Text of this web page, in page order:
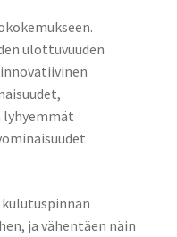
ulottuvuuden
lyhyemmät
ja vähentäen näin